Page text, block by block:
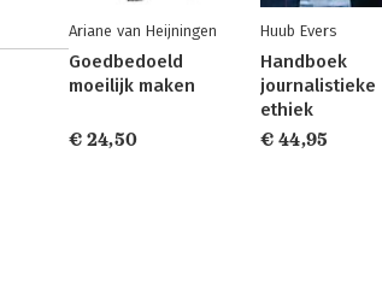
Ariane van Heijningen
Goedbedoeld
moeilijk maken
€ 24,50
Huub Evers
Handboek
journalistieke
ethiek
€ 44,95